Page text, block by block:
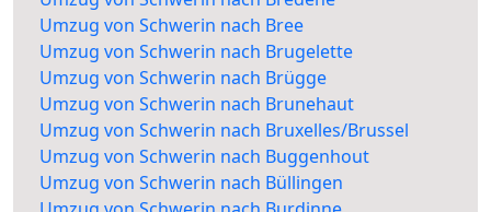
Umzug von Schwerin nach Bree
Umzug von Schwerin nach Brugelette
Umzug von Schwerin nach Brügge
Umzug von Schwerin nach Brunehaut
Umzug von Schwerin nach Bruxelles/Brussel
Umzug von Schwerin nach Buggenhout
Umzug von Schwerin nach Büllingen